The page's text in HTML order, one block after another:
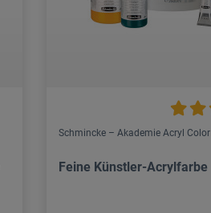
Schmincke – Akademie Acryl Color
Feine Künstler-Acrylfarbe